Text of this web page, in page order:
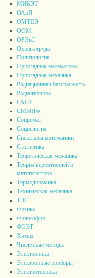
МИКЭТ
ОАиП
ОМТПЭ
ООМ
ОРЭиС
Охрана труда
Политология
Прикладная математика
Прикладная механика
Радиационная безопасность
Радиотехника
САПР
СММИФ
Сопромат
Социология
Спецглавы математики
Статистика
Теоретическая механика
Теория вероятностей и
матстатистика
Термодинамика
Техническая механика
ТЭС
Физика
Философия
ФОЭТ
Химия
Численные методы
Электроника
Электронные приборы
Электротехника